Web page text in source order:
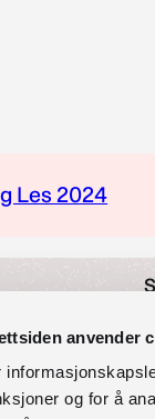
anvender
og for å
Les 2024